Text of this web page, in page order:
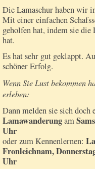
Die Lamaschur haben wir
Mit einer einfachen
geholfen hat, indem sie
hat.
Es hat sehr gut geklappt.
schöner Erfolg.
Wenn Sie Lust bekommen
erleben:
Dann melden sie sich
Lamawanderungam
Uhr
oder zum Kennenlernen:
Fronleichnam,
Uhr